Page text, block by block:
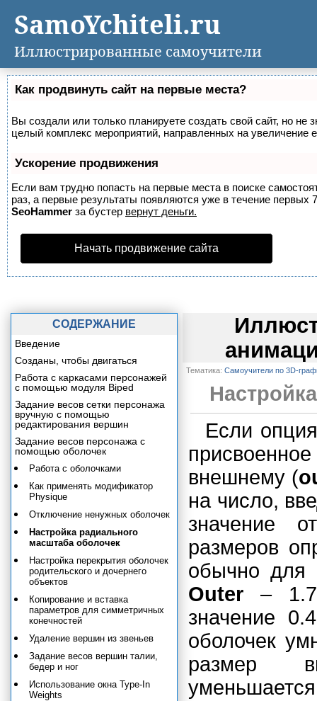
Как продвинуть сайт на первые места?
Вы создали или только планируете создать свой сайт, но не
целый комплекс мероприятий, направленных на увеличение
Ускорение продвижения
Если вам трудно попасть на первые места в поиске
раз, а первые результаты появляются уже в течение первых
SeoHammer за бустер вернут деньги.
Начать продвижение сайта
Тематика: Самоучители по 3D-
Если
внешнему (
на число,
значение
размеров
обычно для
Outer –
значение
оболочек
размер
СОДЕРЖАНИЕ
Введение
Созданы, чтобы двигаться
Работа с каркасами персонажей
с помощью модуля Biped
Задание весов сетки персонажа
вручную с помощью
редактирования вершин
Задание весов персонажа с
помощью оболочек
Работа с оболочками
Как применять модификатор
Physique
Отключение ненужных оболочек
Настройка радиального
масштаба оболочек
Настройка перекрытия оболочек
родительского и дочернего
объектов
Копирование и вставка
параметров для симметричных
конечностей
Удаление вершин из звеньев
Задание весов вершин талии,
бедер и ног
Использование окна Type-In
Weights
SamoYchiteli.ru
Иллюстрированные самоучители